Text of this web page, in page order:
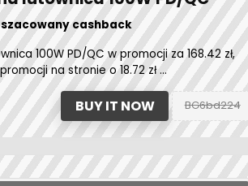
szacowany cashback
100W PD/QC w promocji za 168.42 zł,
na stronie o 18.72 zł ...
BUY IT NOW BG6bd224